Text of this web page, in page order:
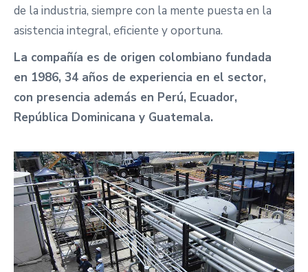
de la industria, siempre con la mente puesta en la
asistencia integral, eficiente y oportuna.
La compañía es de origen colombiano fundada
en 1986, 34 años de experiencia en el sector,
con presencia además en Perú, Ecuador,
República Dominicana y Guatemala.